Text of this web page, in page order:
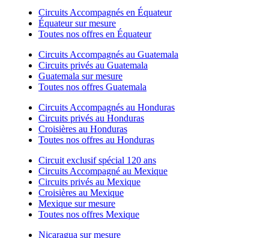
Circuits Accompagnés en Équateur
Équateur sur mesure
Toutes nos offres en Équateur
Circuits Accompagnés au Guatemala
Circuits privés au Guatemala
Guatemala sur mesure
Toutes nos offres Guatemala
Circuits Accompagnés au Honduras
Circuits privés au Honduras
Croisières au Honduras
Toutes nos offres au Honduras
Circuit exclusif spécial 120 ans
Circuits Accompagné au Mexique
Circuits privés au Mexique
Croisières au Mexique
Mexique sur mesure
Toutes nos offres Mexique
Nicaragua sur mesure